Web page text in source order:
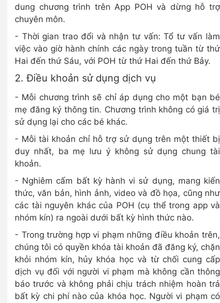
dung chương trình trên App POH và dừng hỗ trợ
chuyên môn.
- Thời gian trao đổi và nhận tư vấn: Tổ tư vấn làm
việc vào giờ hành chính các ngày trong tuần từ thứ
Hai đến thứ Sáu, với POH từ thứ Hai đến thứ Bảy.
2. Điều khoản sử dụng dịch vụ
- Mỗi chương trình sẽ chỉ áp dụng cho một bạn bé
mẹ đăng ký thông tin. Chương trình không có giá trị
sử dụng lại cho các bé khác.
- Mỗi tài khoản chỉ hỗ trợ sử dụng trên một thiết bị
duy nhất, ba mẹ lưu ý không sử dụng chung tài
khoản.
- Nghiêm cấm bất kỳ hành vi sử dụng, mang kiến
thức, văn bản, hình ảnh, video và đồ họa, cũng như
các tài nguyên khác của POH (cụ thể trong app và
nhóm kín) ra ngoài dưới bất kỳ hình thức nào.
- Trong trường hợp vi phạm những điều khoản trên,
chúng tôi có quyền khóa tài khoản đã đăng ký, chặn
khỏi nhóm kín, hủy khóa học và từ chối cung cấp
dịch vụ đối với người vi phạm mà không cần thông
báo trước và không phải chịu trách nhiệm hoàn trả
bất kỳ chi phí nào của khóa học. Người vi phạm có